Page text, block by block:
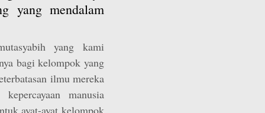
yang mendalam
yang kami
bagi kelompok yang
ilmu mereka
manusia
ayat-ayat kelompok